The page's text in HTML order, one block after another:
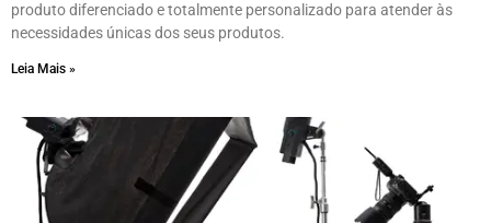
produto diferenciado e totalmente personalizado para atender às
necessidades únicas dos seus produtos.
Leia Mais »